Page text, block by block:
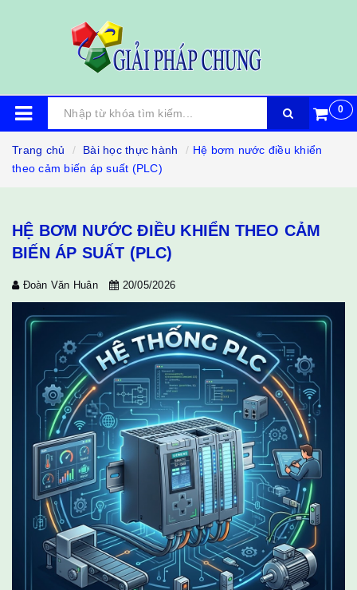
0
Trang chủ Bài học thực hành
Hệ bơm nước điều khiển
theo cảm biến áp suất (PLC)
HỆ BƠM NƯỚC ĐIỀU KHIỂN THEO CẢM
BIẾN ÁP SUẤT (PLC)
Đoàn Văn Huân 20/05/2026